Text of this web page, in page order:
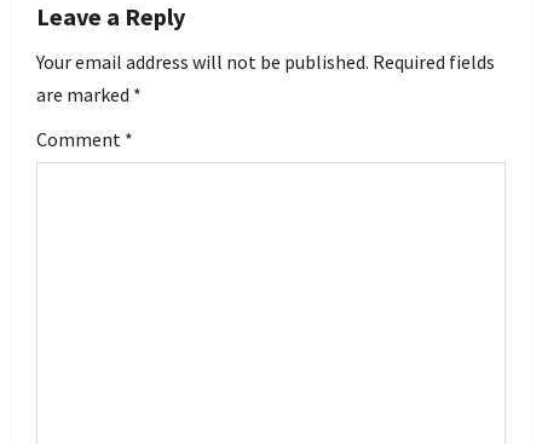
v
i
g
Leave a Reply
Your email address will not be published. Required fields
are marked *
Comment *